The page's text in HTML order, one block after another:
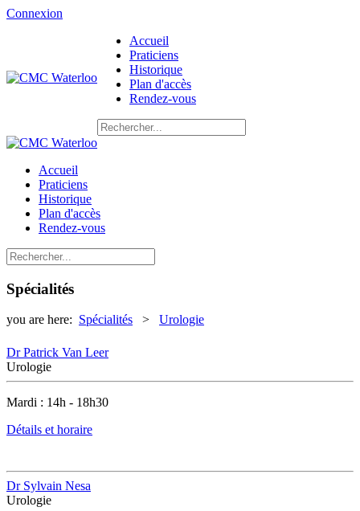
Connexion
Accueil
Praticiens
Historique
Plan d'accès
Rendez-vous
Accueil
Praticiens
Historique
Plan d'accès
Rendez-vous
Spécialités
you are here: Spécialités > Urologie
Dr Patrick Van Leer
Urologie
Mardi : 14h - 18h30
Détails et horaire
Dr Sylvain Nesa
Urologie